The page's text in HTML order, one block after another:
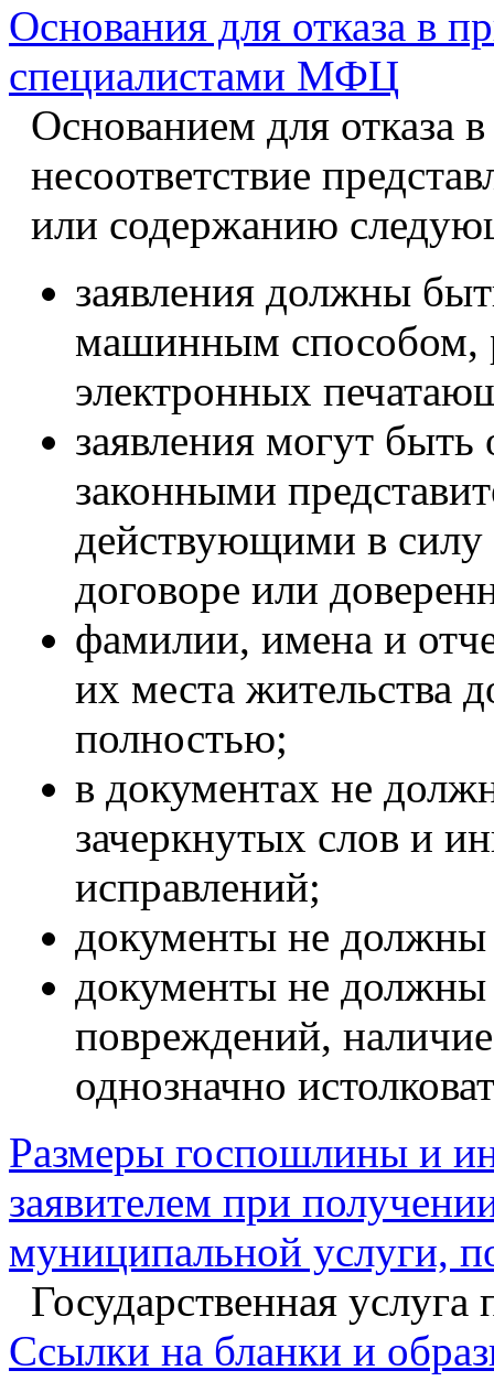
Основания для отказа в
специалистами МФЦ
Основанием для отказа
несоответствие
или содержанию
заявления должны
машинным способом,
электронных
заявления могут
законными
действующими в
договоре или
фамилии, имена и
их места жительства
полностью;
в документах не
зачеркнутых слов и
исправлений;
документы не
документы не должны
повреждений,
однозначно
Размеры госпошлины и
заявителем при
муниципальной услуги,
Государственная услуга
Ссылки на бланки и